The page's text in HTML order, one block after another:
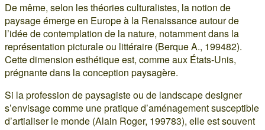
De même, selon les théories culturalistes, la notion de
paysage émerge en Europe à la Renaissance autour de
l’idée de contemplation de la nature, notamment dans la
représentation picturale ou littéraire (Berque A., 199482).
Cette dimension esthétique est, comme aux États-Unis,
prégnante dans la conception paysagère.
Si la profession de paysagiste ou de landscape designer
s’envisage comme une pratique d’aménagement susceptible
d’artialiser le monde (Alain Roger, 199783), elle est souvent